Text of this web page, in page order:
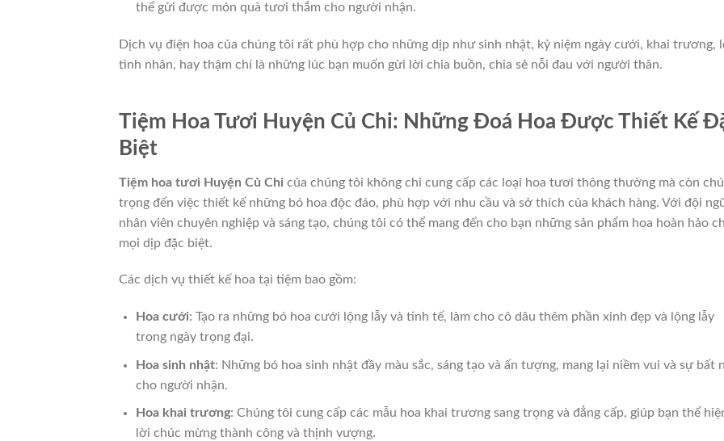
thể gửi được món quà tươi thắm cho người nhận.
Dịch vụ điện hoa của chúng tôi rất phù hợp cho những dịp như sinh nhật, kỷ niệm ngày cưới, khai trương,
tình nhân, hay thậm chí là những lúc bạn muốn gửi lời chia buồn, chia sẻ nỗi đau với người thân.
Tiệm Hoa Tươi Huyện Củ Chi: Những Đoá Hoa Được Thiết Kế
Biệt
Tiệm hoa tươi Huyện Củ Chi của chúng tôi không chỉ cung cấp các loại hoa tươi thông thường mà còn chú
trọng đến việc thiết kế những bó hoa độc đáo, phù hợp với nhu cầu và sở thích của khách hàng. Với đội
nhân viên chuyên nghiệp và sáng tạo, chúng tôi có thể mang đến cho bạn những sản phẩm hoa hoàn hảo
mọi dịp đặc biệt.
Các dịch vụ thiết kế hoa tại tiệm bao gồm:
Hoa cưới: Tạo ra những bó hoa cưới lộng lẫy và tinh tế, làm cho cô dâu thêm phần xinh đẹp và lộng lẫy
trong ngày trọng đại.
Hoa sinh nhật: Những bó hoa sinh nhật đầy màu sắc, sáng tạo và ấn tượng, mang lại niềm vui và sự bất
cho người nhận.
Hoa khai trương: Chúng tôi cung cấp các mẫu hoa khai trương sang trọng và đẳng cấp, giúp bạn thể
lời chúc mừng thành công và thịnh vượng.